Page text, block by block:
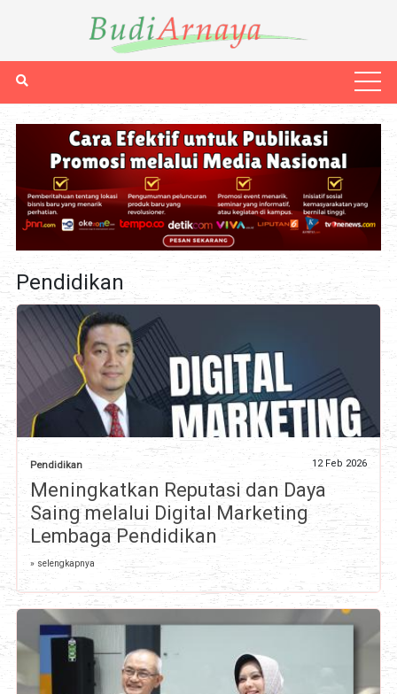
Pendidikan
Pendidikan 12 Feb 2026
Meningkatkan Reputasi dan Daya
Saing melalui Digital Marketing
Lembaga Pendidikan
» selengkapnya